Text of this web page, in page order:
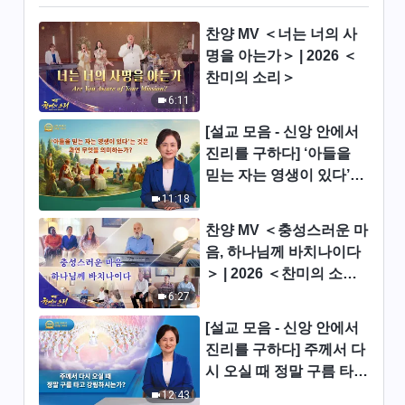
42:03
그리스도인의 체험 간증 ＜적그
리스도의 사악한 세력과 싸울 용
기를 얻다＞
47:12
그리스도인의 체험 간증 ＜내게
인생의 방향을 가리켜 준 하나님
의 말씀＞
47:33
그리스도인의 체험 간증 ＜진리
추구에는 나이가 없다＞
1:05:07
그리스도인의 체험 간증 ＜아내
가 세상을 떠난 이후＞
그리스도인의 체험 간증 ＜한 불
치병 환자의 반성＞
6:11
찬양 MV ＜너는 너의 사
명을 아는가＞ | 2026 ＜
찬미의 소리＞
11:18
[설교 모음 - 신앙 안에서
진리를 구하다] ‘아들을
믿는 자는 영생이 있다’는
6:27
찬양 MV ＜충성스러운 마
음, 하나님께 바치나이다
＞ | 2026 ＜찬미의 소리
12:43
[설교 모음 - 신앙 안에서
진리를 구하다] 주께서 다
시 오실 때 정말 구름 타고